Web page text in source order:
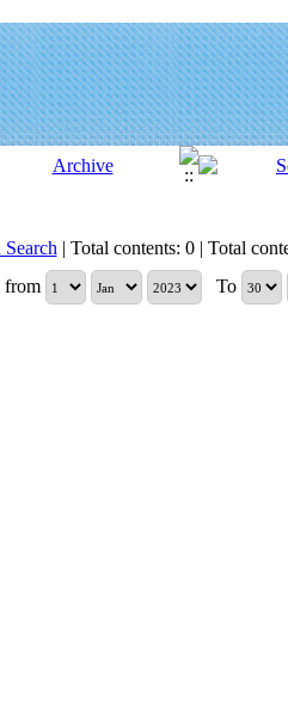
| Total contents: 0 | Total
from
To